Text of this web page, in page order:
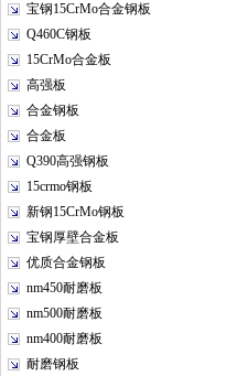
宝钢15CrMo合金钢板
Q460C钢板
15CrMo合金板
高强板
合金钢板
合金板
Q390高强钢板
15crmo钢板
新钢15CrMo钢板
宝钢厚壁合金板
优质合金钢板
nm450耐磨板
nm500耐磨板
nm400耐磨板
耐磨钢板